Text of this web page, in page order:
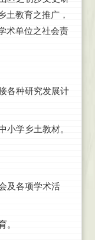
土教育之推广，
术单位之社会责
各种研究发展计
小学乡土教材。
及各项学术活
。